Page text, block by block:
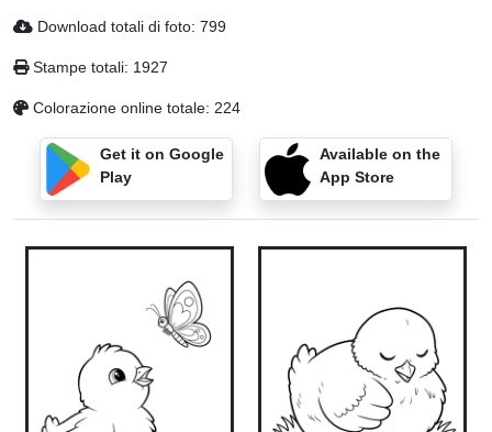
Download totali di foto: 799
Stampe totali: 1927
Colorazione online totale: 224
Get it on Google
Play
Available on the
App Store